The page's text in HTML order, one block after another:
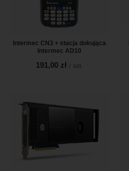
Intermec CN3 + stacja dokująca
Intermec AD10
191,00 zł / szt.